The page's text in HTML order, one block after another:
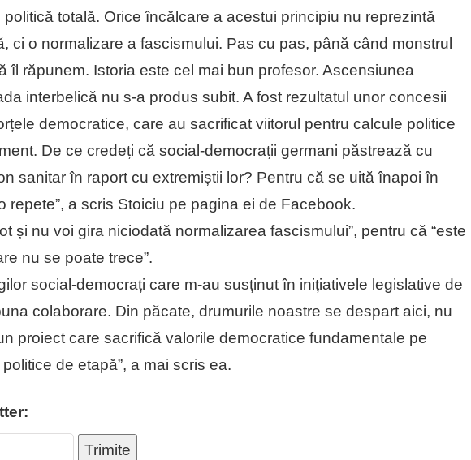
totală. Orice încălcare a acestui principiu nu reprezintă
ci o normalizare a fascismului. Pas cu pas, până când monstrul
îl răpunem. Istoria este cel mai bun profesor. Ascensiunea
interbelică nu s-a produs subit. A fost rezultatul unor concesii
democratice, care au sacrificat viitorul pentru calcule politice
De ce credeți că social-democrații germani păstrează cu
sanitar în raport cu extremiștii lor? Pentru că se uită înapoi în
repete”, a scris Stoiciu pe pagina ei de Facebook.
și nu voi gira niciodată normalizarea fascismului”, pentru că “este
nu se poate trece”.
social-democrați care m-au susținut în inițiativele legislative de
colaborare. Din păcate, drumurile noastre se despart aici, nu
proiect care sacrifică valorile democratice fundamentale pe
de etapă”, a mai scris ea.
Trimite